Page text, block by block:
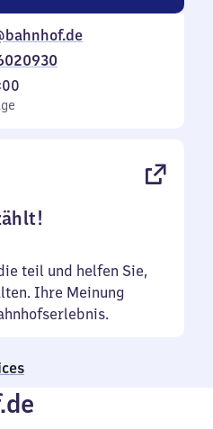
teil und helfen Sie,
Ihre Meinung